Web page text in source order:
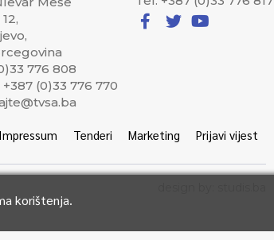
776 808
(0)33 776 770
Impressum Tenderi Marketing Prijavi vijest
korištenja.